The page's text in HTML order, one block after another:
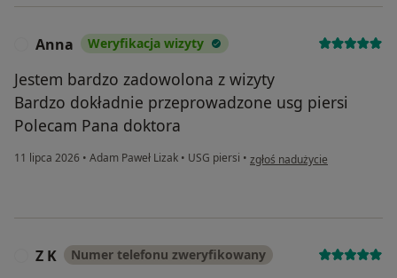
Anna Weryfikacja wizyty
Jestem bardzo zadowolona z wizyty
Bardzo dokładnie przeprowadzone usg piersi
Polecam Pana doktora
11 lipca 2026 • Adam Paweł Lizak • USG piersi • w opinii użytkownika Anna
zgłoś nadużycie
Z K Numer telefonu zweryfikowany